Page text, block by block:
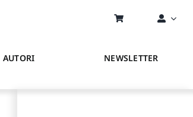
AUTORI NEWSLETTER